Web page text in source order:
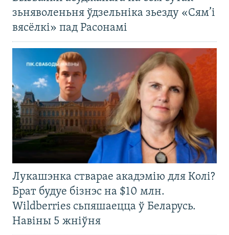
зьняволеньня ўдзельніка зьезду «Сям’і
вясёлкі» пад Расонамі
Лукашэнка стварае акадэмію для Колі?
Брат будуе бізнэс на $10 млн.
Wildberries сьпяшаецца ў Беларусь.
Навіны 5 жніўня